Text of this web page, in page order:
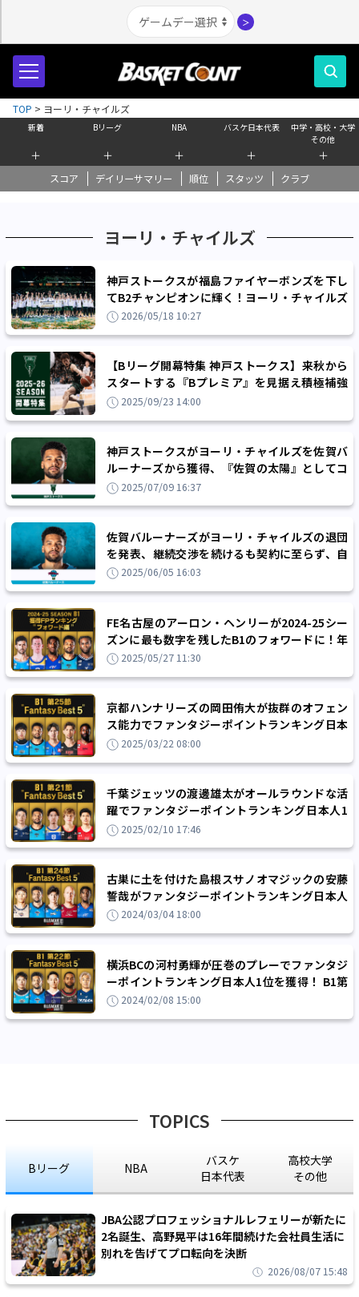
＞
新着
＋
Bリーグ
＋
NBA
＋
バスケ日本代表
＋
中学・高校・大学
その他
＋
スコア デイリーサマリー 順位 スタッツ クラブ
TOP > ヨーリ・チャイルズ
ヨーリ・チャイルズ
神戸ストークスが福島ファイヤーボンズを下し
てB2チャンピオンに輝く！ヨーリ・チャイルズ
がMVPを受賞
2026/05/18 10:27
【Bリーグ開幕特集 神戸ストークス】来秋から
スタートする『Bプレミア』を見据え積極補強
を敢行！B2優勝へまっしぐら!!
2025/09/23 14:00
神戸ストークスがヨーリ・チャイルズを佐賀バ
ルーナーズから獲得、『佐賀の太陽』としてコ
ート内外で愛されたプレーヤー
2025/07/09 16:37
佐賀バルーナーズがヨーリ・チャイルズの退団
を発表、継続交渉を続けるも契約に至らず、自
由交渉選手リスト入りへ
2025/06/05 16:03
FE名古屋のアーロン・ヘンリーが2024-25シー
ズンに最も数字を残したB1のフォワードに！年
間FPランキングベスト5（フォワード編）
2025/05/27 11:30
京都ハンナリーズの岡田侑大が抜群のオフェン
ス能力でファンタジーポイントランキング日本
人1位！B1第25節のファンタジーベスト5！
2025/03/22 08:00
千葉ジェッツの渡邊雄太がオールラウンドな活
躍でファンタジーポイントランキング日本人1
位、B1第21節のファンタジーベスト5！
2025/02/10 17:46
古巣に土を付けた島根スサノオマジックの安藤
誓哉がファンタジーポイントランキング日本人
1位！B1第23節のファンタジーベスト5
2024/03/04 18:00
横浜BCの河村勇輝が圧巻のプレーでファンタジ
ーポイントランキング日本人1位を獲得！ B1第
22節のファンタジーベスト5
2024/02/08 15:00
TOPICS
Bリーグ NBA
バスケ
日本代表
高校大学
その他
JBA公認プロフェッショナルレフェリーが新たに
2名誕生、高野晃平は16年間続けた会社員生活に
別れを告げてプロ転向を決断
2026/08/07 15:48